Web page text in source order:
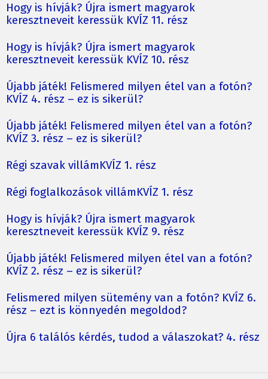
Hogy is hívják? Újra ismert magyarok
keresztneveit keressük KVÍZ 11. rész
Hogy is hívják? Újra ismert magyarok
keresztneveit keressük KVÍZ 10. rész
Újabb játék! Felismered milyen étel van a fotón?
KVÍZ 4. rész – ez is sikerül?
Újabb játék! Felismered milyen étel van a fotón?
KVÍZ 3. rész – ez is sikerül?
Régi szavak villámKVÍZ 1. rész
Régi foglalkozások villámKVÍZ 1. rész
Hogy is hívják? Újra ismert magyarok
keresztneveit keressük KVÍZ 9. rész
Újabb játék! Felismered milyen étel van a fotón?
KVÍZ 2. rész – ez is sikerül?
Felismered milyen sütemény van a fotón? KVÍZ 6.
rész – ezt is könnyedén megoldod?
Újra 6 találós kérdés, tudod a válaszokat? 4. rész